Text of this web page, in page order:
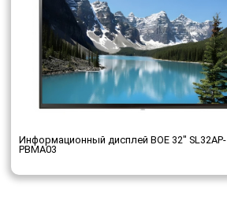
Информационный дисплей BOE 32" SL32AP-
PBMA03